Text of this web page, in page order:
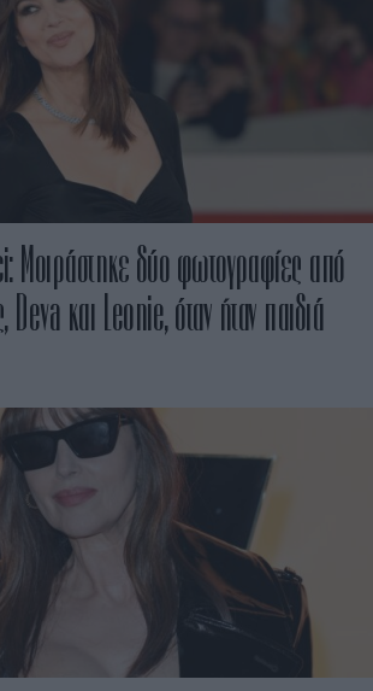
Μοιράστηκε δύο φωτογραφίες από
Deva και Leonie, όταν ήταν παιδιά